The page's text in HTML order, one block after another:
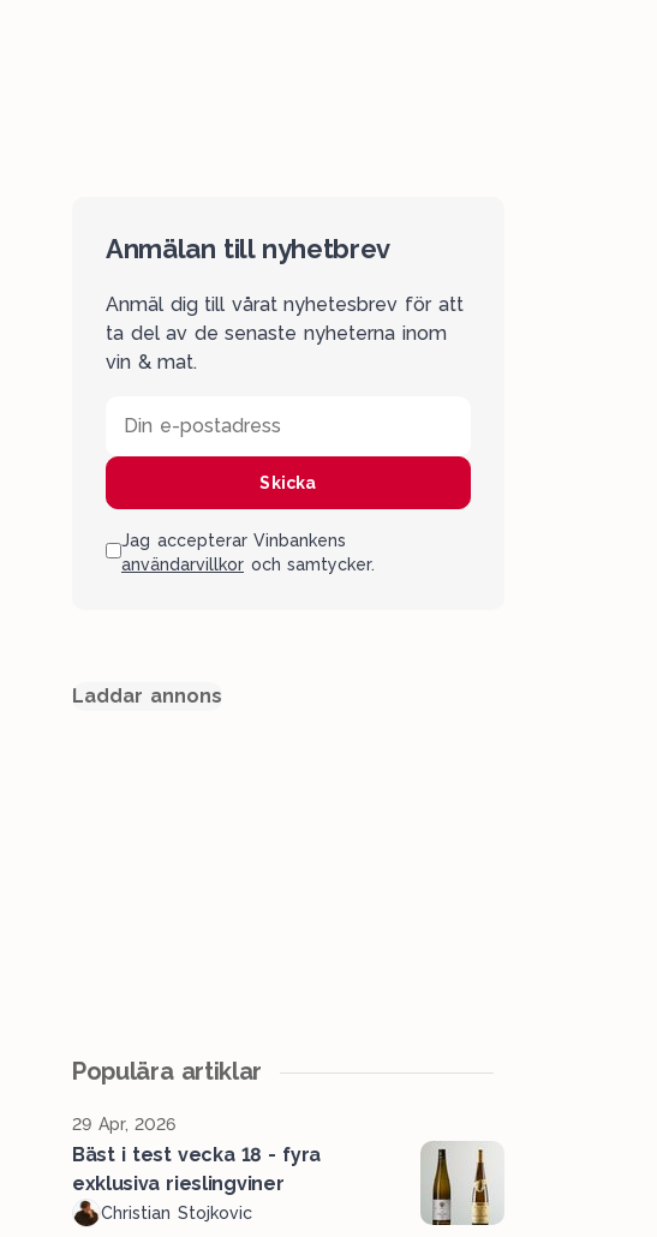
Anmälan till nyhetbrev
Anmäl dig till vårat nyhetesbrev för att
ta del av de senaste nyheterna inom
vin & mat.
Din e-postadress
Skicka
Jag accepterar Vinbankens
användarvillkor och samtycker.
Laddar annons
Populära artiklar
29 Apr, 2026
Bäst i test vecka 18 - fyra
exklusiva rieslingviner
Christian Stojkovic